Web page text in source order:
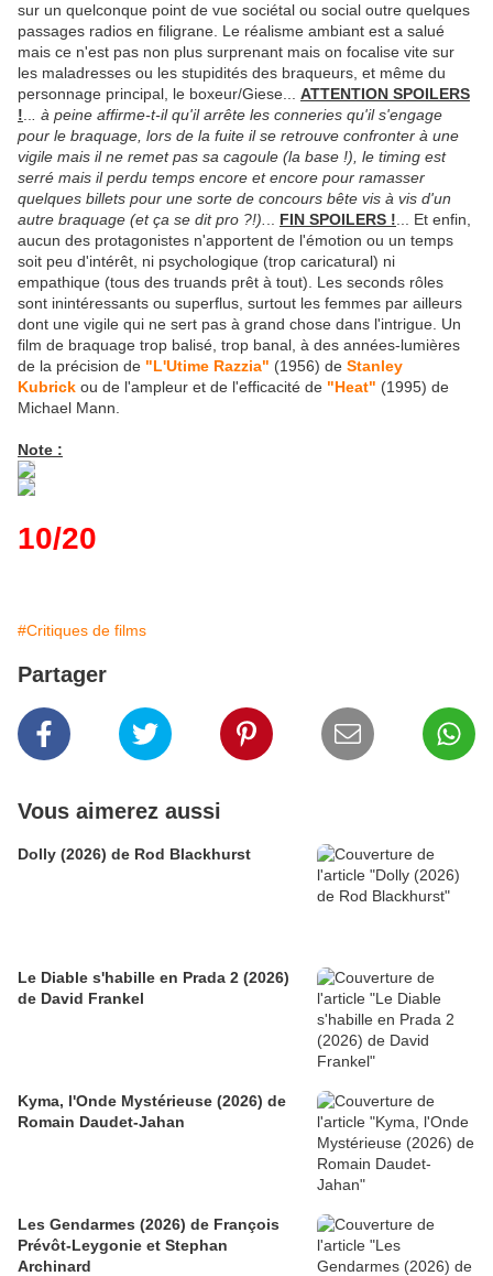
sur un quelconque point de vue sociétal ou social outre quelques
passages radios en filigrane. Le réalisme ambiant est a salué
mais ce n'est pas non plus surprenant mais on focalise vite sur
les maladresses ou les stupidités des braqueurs, et même du
personnage principal, le boxeur/Giese... ATTENTION SPOILERS
!
. à peine affirme-t-il qu'il arrête les conneries qu'il s'engage
pour le braquage, lors de la fuite il se retrouve confronter à une
vigile mais il ne remet pas sa cagoule (la base !), le timing est
serré mais il perdu temps encore et encore pour ramasser
quelques billets pour une sorte de concours bête vis à vis d'un
autre braquage (et ça se dit pro ?!).
FIN SPOILERS ! ... Et enfin,
aucun des protagonistes n'apportent de l'émotion ou un temps
soit peu d'intérêt, ni psychologique (trop caricatural) ni
empathique (tous des truands prêt à tout). Les seconds rôles
sont inintéressants ou superflus, surtout les femmes par ailleurs
dont une vigile qui ne sert pas à grand chose dans l'intrigue. Un
film de braquage trop balisé, trop banal, à des années-lumières
de la précision de "L'Utime Razzia" (1956) de Stanley
Kubrick ou de l'ampleur et de l'efficacité de "Heat" (1995) de
Michael Mann.
Note :
10/20
#Critiques de films
Partager
Vous aimerez aussi
Dolly (2026) de Rod Blackhurst
Le Diable s'habille en Prada 2 (2026)
de David Frankel
Kyma, l'Onde Mystérieuse (2026) de
Romain Daudet-Jahan
Les Gendarmes (2026) de François
Prévôt-Leygonie et Stephan
Archinard